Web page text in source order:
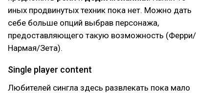
иных продвинутых техник пока нет. Можно дать
себе больше опций выбрав персонажа,
предоставляющего такую возможность (Ферри/
Нармая/Зета).
Single player content
Любителей сингла здесь развлекать пока мало